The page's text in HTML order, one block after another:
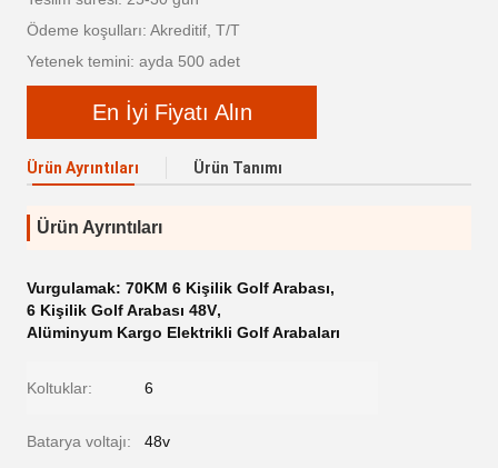
Ödeme koşulları: Akreditif, T/T
Yetenek temini: ayda 500 adet
En İyi Fiyatı Alın
Ürün Ayrıntıları Ürün Tanımı
Ürün Ayrıntıları
Vurgulamak: 70KM 6 Kişilik Golf Arabası,
6 Kişilik Golf Arabası 48V,
Alüminyum Kargo Elektrikli Golf Arabaları
Koltuklar: 6
Batarya voltajı: 48v